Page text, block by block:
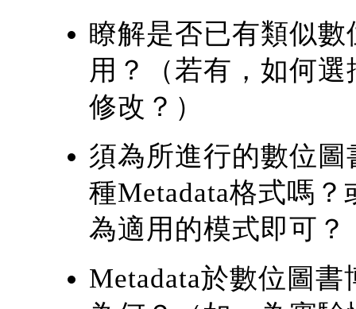
瞭解是否已有類似數
用？（若有，如何
修改？）
須為所進行的數位
種Metadata格式嗎
為適用的模式即可？
Metadata於數位圖